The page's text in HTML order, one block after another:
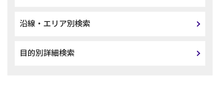
沿線・エリア別検索
目的別詳細検索